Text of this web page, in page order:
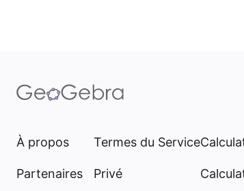
À propos
Partenaires
Termes du Service
Privé